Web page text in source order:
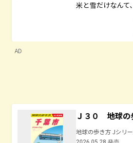
米と雪だけなんて
AD
Ｊ３０ 地球
地球の歩き方 Jシリー